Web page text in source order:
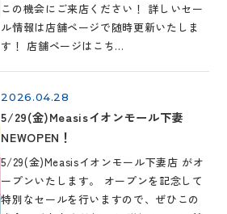
この機会にご来店ください！ 詳しいセー
ル情報は店舗ページで随時更新いたしま
す！ 店舗ページはこち…
2026.04.28
5/29(金)Measisイオンモール下妻
NEWOPEN！
5/29(金)Measisイオンモール下妻店 がオ
ープンいたします。 オープンを記念して
特別なセールを行いますので、ぜひこの